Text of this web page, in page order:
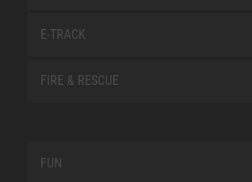
E-TRACK
FIRE & RESCUE
FUN